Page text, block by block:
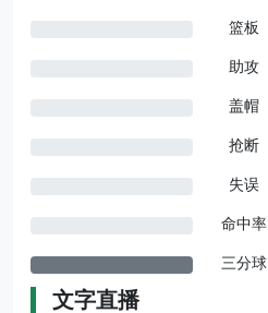
篮板
助攻
盖帽
抢断
失误
命中率
三分球
文字直播